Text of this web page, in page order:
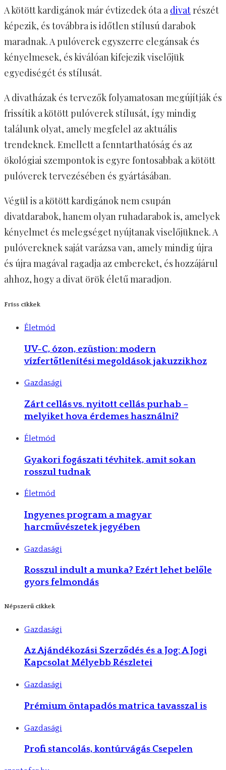
A kötött kardigánok már évtizedek óta a divatrészét
képezik, és továbbra is időtlen stílusú darabok
maradnak. A pulóverek egyszerre elegánsak és
kényelmesek, és kiválóan kifejezik viselőjük
egyediségét és stílusát.
A divatházak és tervezők folyamatosan megújítják és
frissítik a kötött pulóverek stílusát, így mindig
találunk olyat, amely megfelel az aktuális
trendeknek. Emellett a fenntarthatóság és az
ökológiai szempontok is egyre fontosabbak a kötött
pulóverek tervezésében és gyártásában.
Végül is a kötött kardigánok nem csupán
divatdarabok, hanem olyan ruhadarabok is, amelyek
kényelmet és melegséget nyújtanak viselőjüknek. A
pulóvereknek saját varázsa van, amely mindig újra
és újra magával ragadja az embereket, és hozzájárul
ahhoz, hogy a divat örök életű maradjon.
Friss cikkek
Életmód
UV-C, ózon, ezüstion: modern
vízfertőtlenítési megoldások jakuzzikhoz
Gazdasági
Zárt cellás vs. nyitott cellás purhab –
melyiket hova érdemes használni?
Életmód
Gyakori fogászati tévhitek, amit sokan
rosszul tudnak
Életmód
Ingyenes program a magyar
harcművészetek jegyében
Gazdasági
Rosszul indult a munka? Ezért lehet belőle
gyors felmondás
Népszerű cikkek
Gazdasági
Az Ajándékozási Szerződés és a Jog: A Jogi
Kapcsolat Mélyebb Részletei
Gazdasági
Prémium öntapadós matrica tavasszal is
Gazdasági
Profi stancolás, kontúrvágás Csepelen